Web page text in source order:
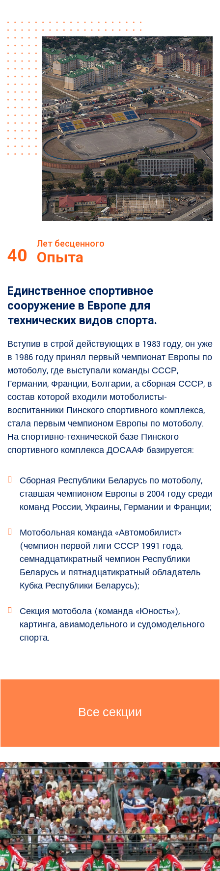
40
Лет бесценного
Опыта
Единственное спортивное
сооружение в Европе для
технических видов спорта.
Вступив в строй действующих в 1983 году, он уже
в 1986 году принял первый чемпионат Европы по
мотоболу, где выступали команды СССР,
Германии, Франции, Болгарии, а сборная СССР, в
состав которой входили мотоболисты-
воспитанники Пинского спортивного комплекса,
стала первым чемпионом Европы по мотоболу.
На спортивно-технической базе Пинского
спортивного комплекса ДОСААФ базируется:
Сборная Республики Беларусь по мотоболу,
ставшая чемпионом Европы в 2004 году среди
команд России, Украины, Германии и Франции;
Мотобольная команда «Автомобилист»
(чемпион первой лиги СССР 1991 года,
семнадцатикратный чемпион Республики
Беларусь и пятнадцатикратный обладатель
Кубка Республики Беларусь);
Секция мотобола (команда «Юность»),
картинга, авиамодельного и судомодельного
спорта.
Все секции